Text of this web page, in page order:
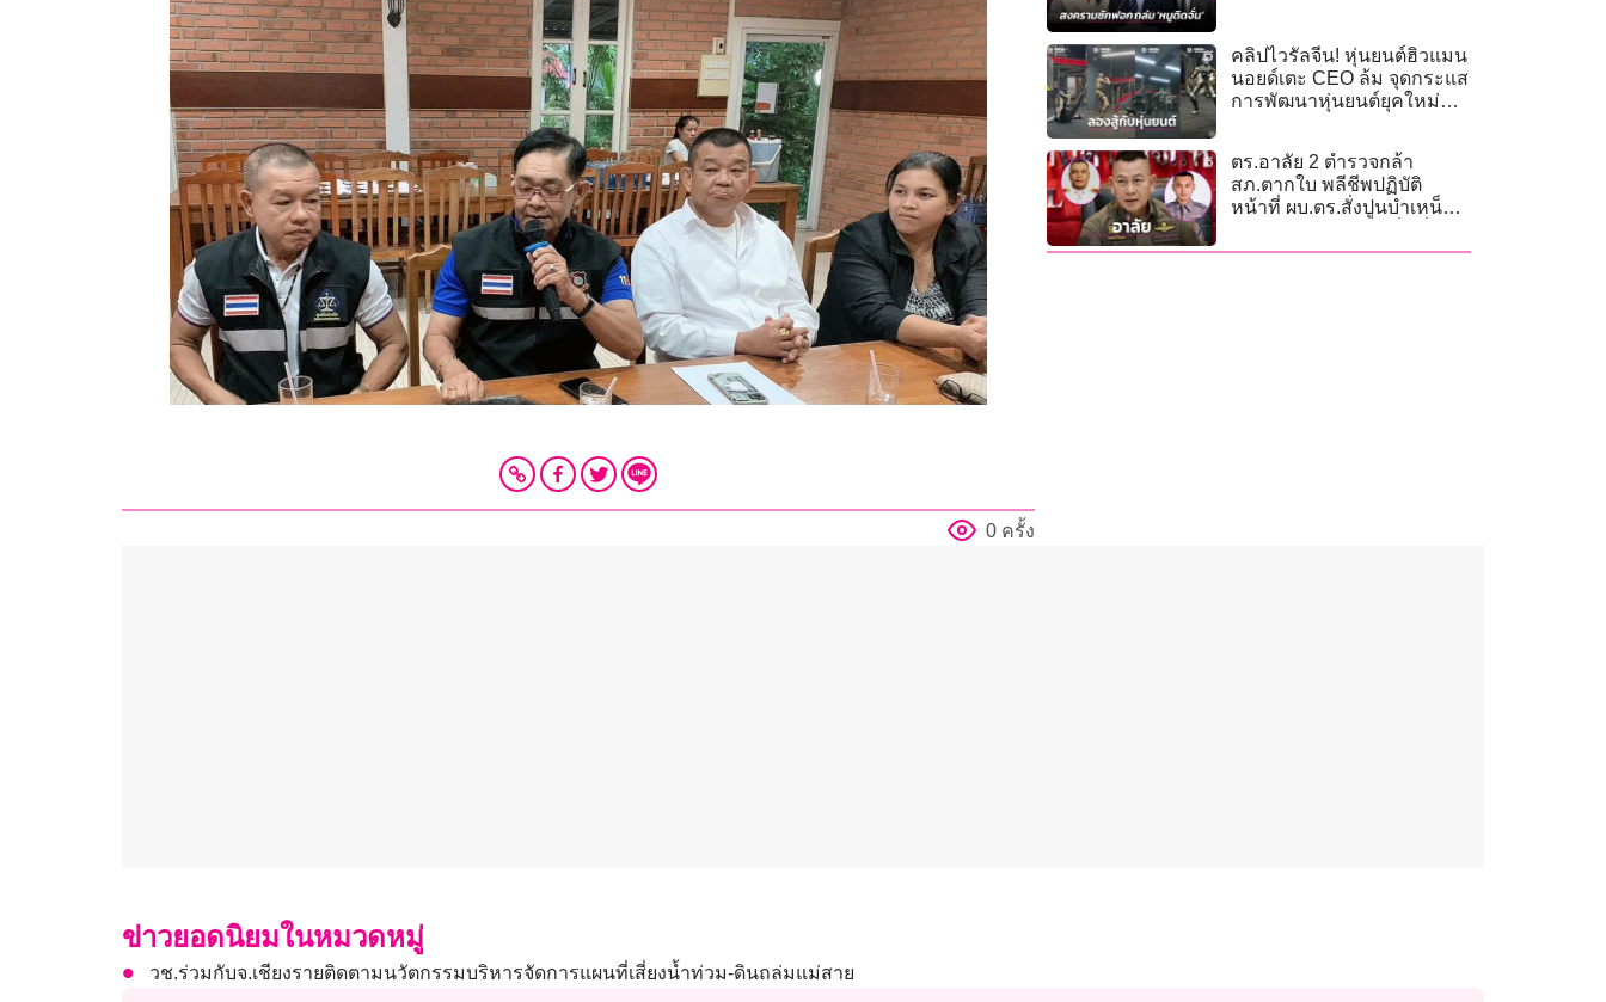
0 ครั้ง
คลิปไวรัลจีน! หุ่นยนต์ฮิวแมน
นอยด์เตะ CEO ล้ม จุดกระแส
การพัฒนาหุ่นยนต์ยุคใหม่
ตร.อาลัย 2 ตำรวจกล้า
สภ.ตากใบ พลีชีพปฏิบัติ
หน้าที่ ผบ.ตร.สั่งปูนบำเหน็จ-
ข่าวยอดนิยมในหมวดหมู่
วช.ร่วมกับจ.เชียงรายติดตามนวัตกรรมบริหารจัดการแผนที่เสี่ยงน้ำท่วม-ดินถล่มแม่สาย